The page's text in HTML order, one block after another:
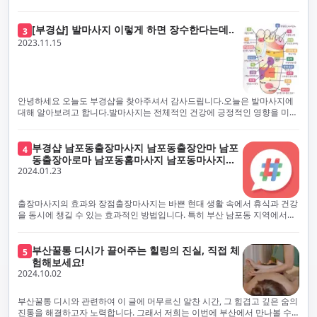
하고 개인의 건강 상태를 지속적으로 모니터링합니다.예약금을 요구하는 업
체보다는 부경샵과 같이 안전과 고객 편의를 최우선으로 생각하는 업체를
선택하는 것이 중요합니다.부산에서 러시아 홈케어를 전문으로 하는 부경샵
은, 항상 후불제로 운영하면서 청결과 안전을 가장 중요하게 여깁니다. 부산
에서 진정으로 즐거운 부산 러시아 홈케어 경험을 해보시길 바랍니다. 그렇
죠, 부경샵은 선입금을 요구하지 않아요. 부산 러시아 홈케어를 선택하기 전
에, 주의해야 할 사항들을 반드시 확인해 보세요. 선입금 관련 사기에는 항상
조심해야 합니다. 070으로 시작하는 인터넷 전화나 텔레그램 같은 메시지
앱에만 의존하는 업체는 특히 더 조심해 주세요. 이런 경우, 선입금을 하지
부경샵은 부산 출장 후불제 서비스를 모범적으로 운영하고 있으며, 명성을
악용하는 사기 업체로부터 발생할 수 있는 모든 부정행위와 간접적인 피해
를 방지하기 위해 노력하고 있어요. 만약 부경샵 을 사칭하며 선불 결제를 요
구하는 마사지 서비스를 발견하신다면, 그런 곳은 피하시고 저희에게 알려
주세요.부경샵에서는 모든 서비스가 관리사가 도착한 후에 결제하는 걸 기
본으로 해요. 부경샵은 부산에서 부산 러시아 홈케어를 전문으로 하며,
100% 후불제를 거래의 기본으로 삼고 있어요. 왜 부경샵이 특별한지 궁금하
시죠? 여기서만 느낄 수 있는 특별한 경험을 소개합니다! 부경샵과 함께라면
험을 제공해요. 준비하신 모든 것에 놀랄 준비를 하세요. 부경샵은 오랜 시간
동안 지역에서 최고의 출장업체가 되겠다는 하나의 신념으로 노력해 왔어
요.부경샵의 전통적인 서비스로, 단 한 순간도 낭비하지 않고 쌓인 피로를 풀
어드릴 거예요. 비가 오든 눈이 오든, 어디에 계시든 부경샵이 찾아가 도와드
릴게요. 부경샵의 서비스는 부산의 모든 곳, 집이든 모텔이든 호텔이든 오피
스텔이든 아파트든, 여러분을 위해 준비되어 있어요.부경샵 지역에서 가장
프리미엄 부산 일본인 홈케어 경험을 제공하고자 현장에서 직접 깨끗하고
전문적으로 훈련된 관리사를 다수 보유하고 있음을 자랑스럽게 여깁니다.
현대 사회의 불확실성 속에서, 부경샵은 안전을 최우선으로 여기며, 이를 위
해 100% 후불제 시행은 물론, 코로나19 상황에서도 관리사들의 건강 진단
업체에 대해서는 경계하는 것이 중요합니다. 부경샵의 접근 방식과 정책은
인천에서의 안전하고 신뢰할 수 있는 고품질 마사지 경험을 집앞에서 제공
하기 위해 고안되었습니다. 부경샵은 부산 일본인 홈케어 서비스를 전문으
로 하며, 항상 고객님의 편의와 안전을 최우선으로 고려하여 후불제 시스템
거운 마사지 경험을 보장합니다. 부경샵의 서비스는 선입금 없이 이용 가능
한 부산 일본인 홈케어로, 선입금 요구 없이 서비스를 제공함으로써 고객님
의 신뢰를 최우선으로 합니다. 이용 전 주의사항을 꼼꼼히 확인하시고, 선입
금 사기로부터 자신을 보호하는 것이 중요합니다. 부산 일본인 홈케어 서비
스를 찾으실 때는 070으로 시작하는 인터넷 전화번호나 텔레그램과 같은 메
시징 플랫폼만을 이용하는 업체에 주의해야 합니다. 이러한 서비스는 선지
급 없이 이용할 수 있어야 하며, 부경샵은 이러한 걱정 없이 안전하고 신뢰할
수 있는 서비스를 제공합니다. 부경샵은 부산 일본인 홈케어 후불제의 모범
적인 피해가 발생하지 않도록 지속적으로 노력하고 있습니다. 부경샵을 사
칭하여 선불 결제를 요구하는 마사지 서비스에 대해서는 각별한 주의가 필
요합니다. '부경샵'은 관리사의 도착 이후에 결제가 이루어지는 후불제를
기본 원칙으로 하는 부산 일본인 홈케어 전문 업체입니다. 이 운영 방식은 고
객님의 신뢰를 최우선으로 여기며, 모든 코스에서 100% 후불제를 시행하고
있습니다. 왜 부경샵이 부산에서 특별한지, 그 이유를 알려드리겠습니다.
여기서는 단순한 부산 일본인 홈케어 서비스를 넘어서, 비교 불가한 경험을
3 [부경샵] 발마사지 이렇게 하면 장수한다는데..
2023.11.15
안녕하세요 오늘도 부경샵을 찾아주셔서 감사드립니다.오늘은 발마사지에
대해 알아보려고 합니다.발마사지는 전체적인 건강에 긍정적인 영향을 미칠
명하겠습니다.근육 이완과 피로 완화: 발마사지는 발 아치, 발가락, 발등 등
에 위치한 다양한 근육을 이완시키는 효과가 있습니다. 일상적인 활동이나
장시간의 서있는 자세로 인해 긴장된 발 근육을 느슨하게 만들어주어 편안
함을 제공합니다. 이는 근육의 유연성을 향상시키고 근육의 혈액순환을 촉
진하는 데 도움이 됩니다.혈액순환 개선: 발마사지는 혈액순환을 촉진하는
데 기여합니다. 마사지로 근육과 혈관이 이완되면 혈액이 더 원활하게 흐르
게 되어 세포와 조직에 산소와 영양소가 빠르게 공급됩니다. 이는 세포의 기
장된 근육과 신경을 완화시켜 스트레스를 감소시킵니다. 발에는 다양한 신
경과 결절이 모여있어, 발마사지를 통해 이를 자극함으로써 정신적인 편안
함을 제공하는데 도움이 됩니다. 이는 스트레스 호르몬의 감소와 함께 심신
의 안정을 촉진합니다.면역 시스템 강화: 정기적인 발마사지는 면역 시스템
의 활동을 촉진하여 감염 및 질병에 대한 저항력을 향상시킬 수 있습니다. 마
사지는 림프순환을 촉진하고 세포 배출물을 제거함으로써 면역 시스템을 지
4 부경샵 남포동출장마사지 남포동출장안마 남포
동출장아로마 남포동홈마사지 남포동마사지출
장
2024.01.23
출장마사지의 효과와 장점출장마사지는 바쁜 현대 생활 속에서 휴식과 건강
을 동시에 챙길 수 있는 효과적인 방법입니다. 특히 부산 남포동 지역에서
와 신체적, 정신적 피로를 효과적으로 완화합니다. 전문 마사지사의 숙련된
손길은 긴장된 근육을 이완시키고, 스트레스 호르몬 수치를 감소시켜 마음
의 안정을 가져다 줍니다. 이는 일상의 업무 효율성을 높이고, 전반적인 삶의
질을 향상시키는 데 기여합니다.근육 이완과 유연성 향상:꾸준한 출장마사
지는 근육의 긴장과 경직을 해소하고 유연성을 향상시킵니다. 이는 운동 성
능을 개선하고, 근골격계 문제 및 부상 예방에 도움이 됩니다. 또한, 규칙적
5 부산꿀통 디시가 끌어주는 힐링의 진실, 직접 체
험해보세요!
2024.10.02
부산꿀통 디시와 관련하여 이 글에 머무르신 알찬 시간, 그 힘겹고 깊은 숨의
진통을 해결하고자 노력합니다. 그래서 저희는 이번에 부산에서 만나볼 수